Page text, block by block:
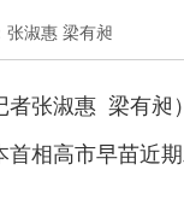
淑惠 梁有昶
者张淑惠 梁有昶
相高市早苗近